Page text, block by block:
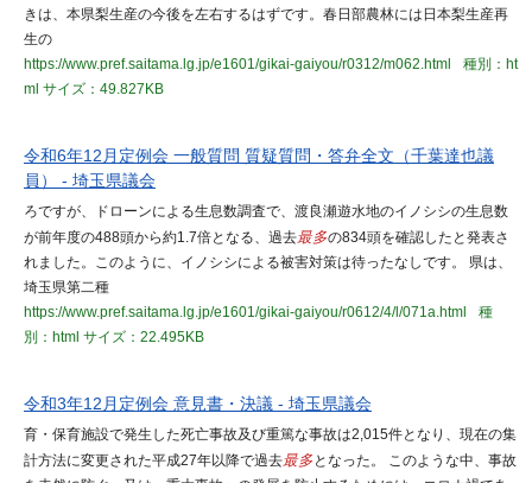
きは、本県梨生産の今後を左右するはずです。春日部農林には日本梨生産再
生の
https://www.pref.saitama.lg.jp/e1601/gikai-gaiyou/r0312/m062.html
種別：ht
ml サイズ：49.827KB
令和6年12月定例会 一般質問 質疑質問・答弁全文（千葉達也議
員） - 埼玉県議会
ろですが、ドローンによる生息数調査で、渡良瀬遊水地のイノシシの生息数
が前年度の488頭から約1.7倍となる、過去最多の834頭を確認したと発表さ
れました。このように、イノシシによる被害対策は待ったなしです。 県は、
埼玉県第二種
https://www.pref.saitama.lg.jp/e1601/gikai-gaiyou/r0612/4/l/071a.html
種
別：html サイズ：22.495KB
令和3年12月定例会 意見書・決議 - 埼玉県議会
育・保育施設で発生した死亡事故及び重篤な事故は2,015件となり、現在の集
計方法に変更された平成27年以降で過去最多 となった。 このような中、事故